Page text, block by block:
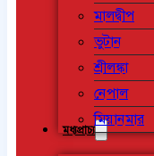
মালদ্বীপ
ভুটান
শ্রীলঙ্কা
নেপাল
মিয়ানমার
মধ্যপ্রাচ্য